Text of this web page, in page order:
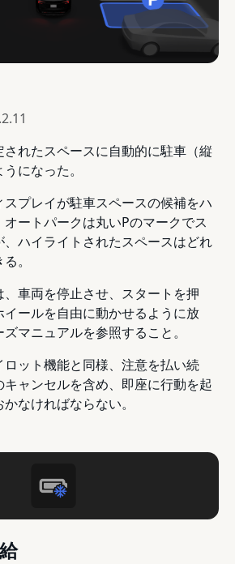
れたスペースに自動的に駐車（縦
になった。
プレイが駐車スペースの候補をハ
ートパークは丸いPのマークでス
ハイライトされたスペースはどれ
。
車両を停止させ、スタートを押
イールを自由に動かせるように放
マニュアルを参照すること。
ット機能と同様、注意を払い続
ャンセルを含め、即座に行動を起
なければならない。